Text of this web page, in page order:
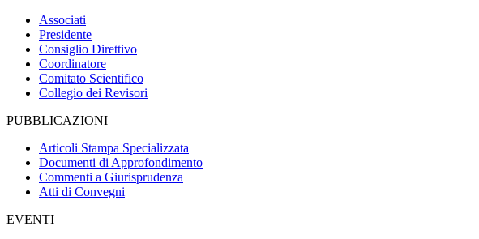
Associati
Presidente
Consiglio Direttivo
Coordinatore
Comitato Scientifico
Collegio dei Revisori
PUBBLICAZIONI
Articoli Stampa Specializzata
Documenti di Approfondimento
Commenti a Giurisprudenza
Atti di Convegni
EVENTI